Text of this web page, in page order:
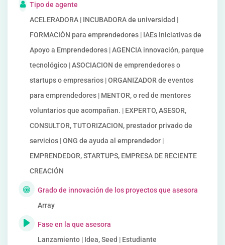
Tipo de agente
ACELERADORA | INCUBADORA de universidad |
FORMACIÓN para emprendedores | IAEs Iniciativas de
Apoyo a Emprendedores | AGENCIA innovación, parque
tecnológico | ASOCIACION de emprendedores o
startups o empresarios | ORGANIZADOR de eventos
para emprendedores | MENTOR, o red de mentores
voluntarios que acompañan. | EXPERTO, ASESOR,
CONSULTOR, TUTORIZACION, prestador privado de
servicios | ONG de ayuda al emprendedor |
EMPRENDEDOR, STARTUPS, EMPRESA DE RECIENTE
CREACIÓN
Grado de innovación de los proyectos que asesora
Array
Fase en la que asesora
Lanzamiento | Idea, Seed | Estudiante